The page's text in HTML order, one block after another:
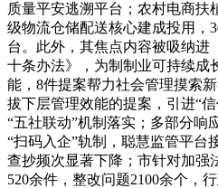
质量平安逃溯平台；农村电商扶
级物流仓储配送核心建成投用，
台。此外，其焦点内容被吸纳进
十条办法》，为制制业可持续成
能，8件提案帮力社会管理摸索
拔下层管理效能的提案，引进“
“五社联动”机制落实；多部分响
“扫码入企”轨制，聪慧监管平台
查抄频次显著下降；市针对加强
520余件，整改问题2100余个，